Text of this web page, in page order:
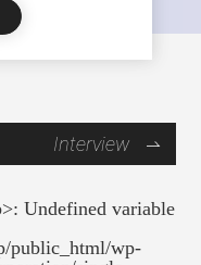
Interview